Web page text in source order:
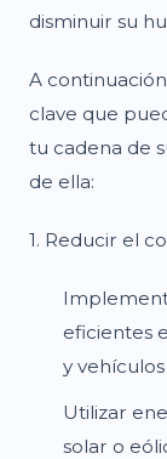
disminuir su
A
clave que
tu cadena de
de ella:
1. Reducir el
eficientes
y
Utilizar
solar o